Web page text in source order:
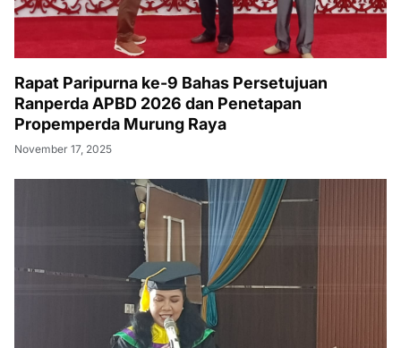
Rapat Paripurna ke-9 Bahas Persetujuan
Ranperda APBD 2026 dan Penetapan
Propemperda Murung Raya
November 17, 2025